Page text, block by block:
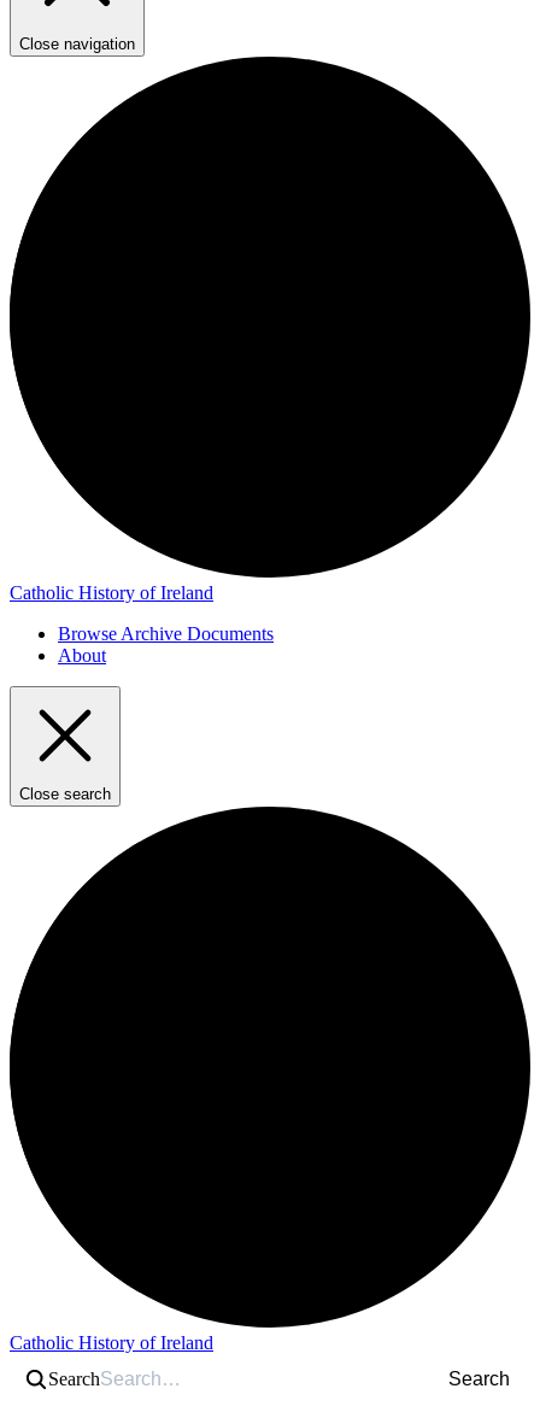
Close navigation
Catholic History of Ireland
Browse Archive Documents
About
Close search
Catholic History of Ireland
Search
Search